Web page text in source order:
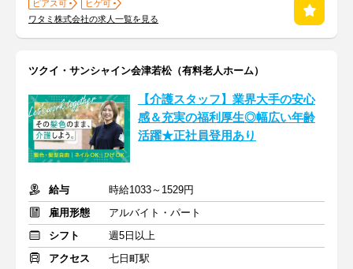
ピアス可
ヒゲ可
ワタミ株式会社の求人一覧を見る
ツクイ・サンシャイン会津若松（有料老人ホーム）
【介護スタッフ】業界大手の安心
感＆充実の福利厚生◎幅広い年齢
活躍★正社員登用あり
給与
時給1033～1529円
雇用形態
アルバイト・パート
シフト
週5日以上
アクセス
七日町駅